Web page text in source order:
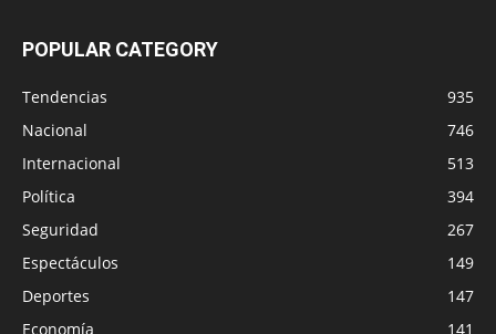
POPULAR CATEGORY
Tendencias
935
Nacional
746
Internacional
513
Política
394
Seguridad
267
Espectáculos
149
Deportes
147
Economía
141